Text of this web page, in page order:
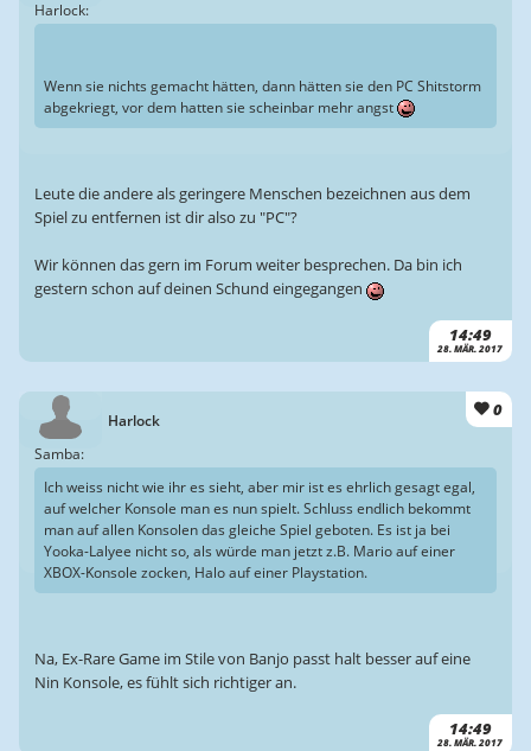
14:49
28. MÄR. 2017
Harlock:
Wenn sie nichts gemacht hätten, dann hätten sie den PC Shitstorm
abgekriegt, vor dem hatten sie scheinbar mehr angst
Leute die andere als geringere Menschen bezeichnen aus dem
Spiel zu entfernen ist dir also zu "PC"?
Wir können das gern im Forum weiter besprechen. Da bin ich
gestern schon auf deinen Schund eingegangen
Harlock 0
14:49
28. MÄR. 2017
Samba:
Ich weiss nicht wie ihr es sieht, aber mir ist es ehrlich gesagt egal,
auf welcher Konsole man es nun spielt. Schluss endlich bekommt
man auf allen Konsolen das gleiche Spiel geboten. Es ist ja bei
Yooka-Lalyee nicht so, als würde man jetzt z.B. Mario auf einer
XBOX-Konsole zocken, Halo auf einer Playstation.
Na, Ex-Rare Game im Stile von Banjo passt halt besser auf eine
Nin Konsole, es fühlt sich richtiger an.